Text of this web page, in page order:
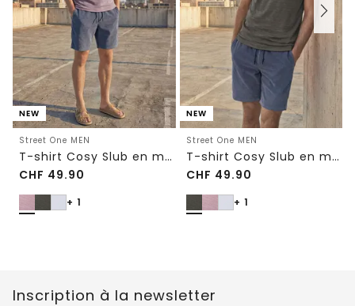
NEW
Street One MEN
T-shirt Cosy Slub en maille texturée
CHF 49.90
+ 1
NEW
Street One MEN
T-shirt Cosy Slub en maille texturée
CHF 49.90
+ 1
Inscription à la newsletter